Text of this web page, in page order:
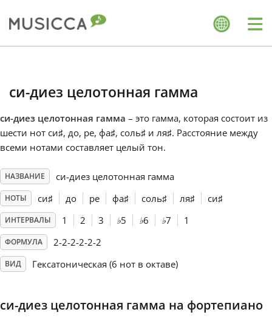
Български
Dansk
Deutsch
English
си-диез целотонная гамма
си-диез целотонная гамма – это гамма, которая состоит из
шести нот си♯, до, ре, фа♯, соль♯ и ля♯. Расстояние между
всеми нотами составляет целый тон.
НАЗВАНИЕ си-диез целотонная гамма
НОТЫ си♯ до ре фа♯ соль♯ ля♯ си♯
ИНТЕРВАЛЫ 1 2 3 ♭5 ♭6 ♭7 1
ФОРМУЛА 2-2-2-2-2-2
ВИД Гексатоническая (6 нот в октаве)
си-диез целотонная гамма на фортепиано